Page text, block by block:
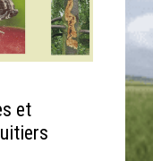
et